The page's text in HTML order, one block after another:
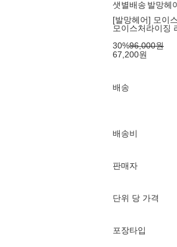
샛별배송 발망헤
[발망헤어] 모이
모이스처라이징
30%96,000원
67,200원
배송
배송비
판매자
단위 당 가격
포장타입